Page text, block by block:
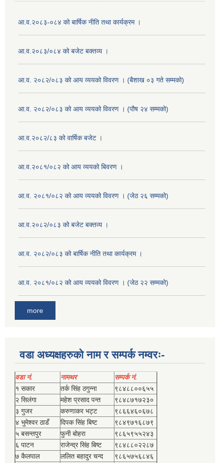
आ.व.२०८३-०८४ को बार्षिक नीति तथा कार्यक्रम ।
आ.व.२०८३/०८४ को बजेट बक्तव्य ।
आ.व. २०८२/०८३ को आय व्ययको विवरण । (बैशाख ०३ गते सम्मको)
आ.व. २०८२/०८३ को आय व्ययको विवरण । (पौष २४ सम्मको)
आ.व.२०८२/८३ को वार्षिक बजेट ।
आ.व.२०८१/०८२ को आय व्ययको बिवरण ।
आ.व. २०८१/०८२ को आय व्ययको विवरण । (जेठ २६ सम्मको)
आ.व.२०८२/०८३ को बजेट बक्तव्य ।
आ.व. २०८२/०८३ को बार्षिक नीति तथा कार्यक्रम ।
आ.व. २०८१/०८२ को आय व्ययको विवरण । (जेठ २२ सम्मको)
more
वडा अध्यक्षहरुको नाम र सम्पर्क नम्वरः-
वडा नं. नामथर
सम्पर्क नं.
१ सकार
तर्क सिंह ठगुन्‍ना
९८४८८००६५५
२ सिलंगा
महेश प्रसाद पन्त
९८४८७१७२३०
३ गुजर
करुणाकर भट्ट
९८६६४६०६७८
४ भुमेश्‍वर ठाडँ
दिपक सिंह बिष्‍ट
९८४९७१६८७९
५ बसन्तपुर
फुनी बोहरा
९८६५९५५२४३
६ पाटन
राजेन्द्र सिंह बिष्‍ट
९८४८८०२२८७
७ कैलपाल
ललित बहादुर चन्द ९८६५७५६८४६